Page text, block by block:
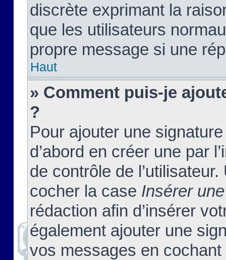
discrète exprimant la
que les utilisateurs
propre message si une
Haut
» Comment puis-je
?
Pour ajouter une
d’abord en créer une par
de contrôle de
cocher la case Insérer
rédaction afin d’insérer
également ajouter une
vos messages en